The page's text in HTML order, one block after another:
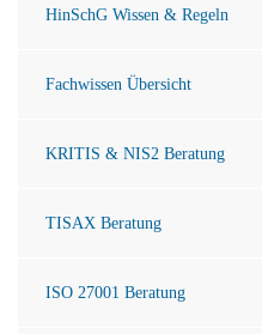
HinSchG Wissen & Regeln
Fachwissen Übersicht
KRITIS & NIS2 Beratung
TISAX Beratung
ISO 27001 Beratung